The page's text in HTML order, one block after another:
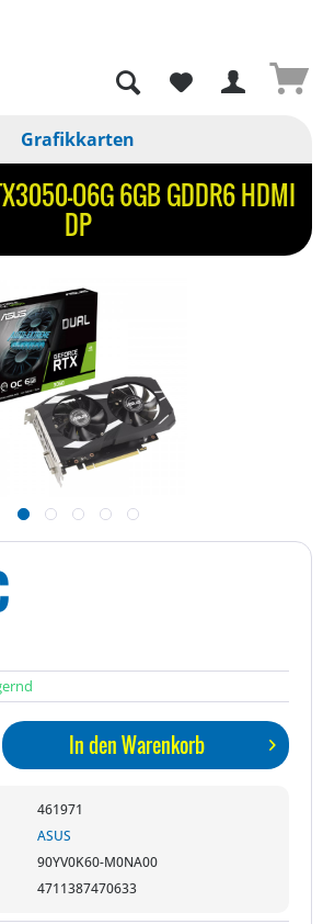
Grafikkarten
O6G 6GB GDDR6 HDMI
DP
In denWarenkorb
461971
ASUS
90YV0K60-M0NA00
4711387470633